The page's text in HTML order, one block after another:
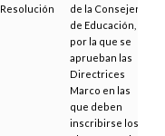
Resolución
de la Consejería
de Educación,
por la que se
aprueban las
Directrices
Marco en las
que deben
inscribirse los